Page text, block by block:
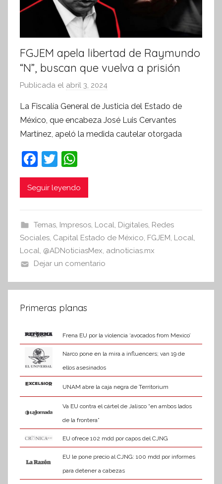
FGJEM apela libertad de Raymundo
“N”, buscan que vuelva a prisión
Publicada el abril 3, 2024
r
S
í
I
n
f
m
v
a
La Fiscalía General de Justicia del Estado de
México, que encabeza José Luis Cervantes
Martínez, apeló la medida cautelar otorgada
F
a
c
b
o
o
k
T
w
itt
h
at
A
p
p
Seguir leyendo
Temas, Impresos, Local, Digitales, Redes
Sociales, Capital Estado de México, FGJEM, Local,
Local, @ADNoticiasMex, adnoticias.mx
Dejar un comentario
Primeras planas
Frena EU por la violencia ‘avocados from Mexico’
Narco pone en la mira a influencers; van 19 de
ellos asesinados
UNAM abre la caja negra de Territorium
Va EU contra el cártel de Jalisco “en ambos lados
de la frontera”
EU ofrece 102 mdd por capos del CJNG
EU le pone precio al CJNG: 100 mdd por informes
para detener a cabezas